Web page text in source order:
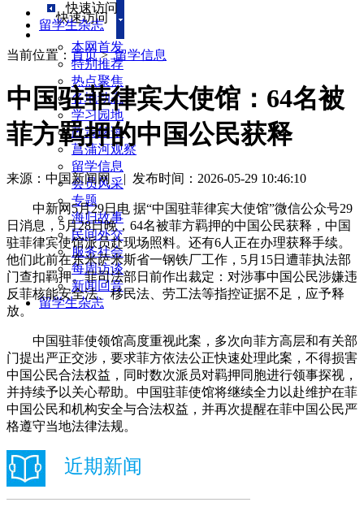
快速访问
本网首发
特别推荐
热点聚焦
各地动态
学习园地
政策解读
菖蒲河观察
留学信息
会员风采
专题
海归故事
民间外交
服务社会
每周访谈
新闻回音
留学生杂志
快速访问
留学生杂志
当前位置： 首页>留学信息
中国驻菲律宾大使馆：64名被
菲方羁押的中国公民获释
来源：中国新闻网 | 发布时间：2026-05-29 10:46:10
中新网5月29日电 据“中国驻菲律宾大使馆”微信公众号29
日消息，5月28日晚，64名被菲方羁押的中国公民获释，中国
驻菲律宾使馆派员赴现场照料。还有6人正在办理获释手续。
他们此前在东米萨米斯省一钢铁厂工作，5月15日遭菲执法部
门查扣羁押。菲司法部日前作出裁定：对涉事中国公民涉嫌违
反菲核能安全法、移民法、劳工法等指控证据不足，应予释
放。
中国驻菲使领馆高度重视此案，多次向菲方高层和有关部
门提出严正交涉，要求菲方依法公正快速处理此案，不得损害
中国公民合法权益，同时数次派员对羁押同胞进行领事探视，
并持续予以关心帮助。中国驻菲使馆将继续全力以赴维护在菲
中国公民和机构安全与合法权益，并再次提醒在菲中国公民严
格遵守当地法律法规。